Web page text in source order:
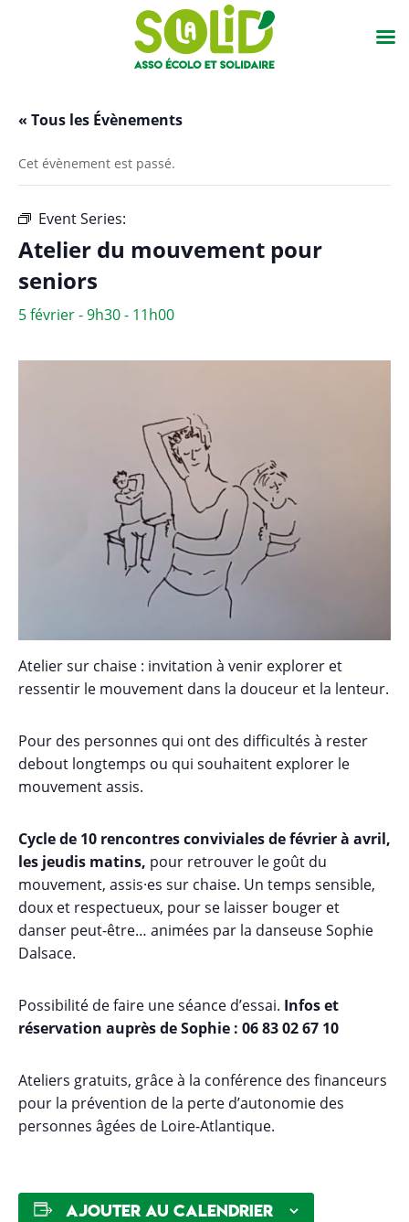
« Tous les Évènements
Cet évènement est passé.
Event Series:
Atelier du mouvement pour
seniors
5 février - 9h30- 11h00
Atelier sur chaise : invitation à venir explorer et
ressentir le mouvement dans la douceur et la lenteur.
Pour des personnes qui ont des difficultés à rester
debout longtemps ou qui souhaitent explorer le
mouvement assis.
Cycle de 10 rencontres conviviales de février à avril,
les jeudis matins, pour retrouver le goût du
mouvement, assis·es sur chaise. Un temps sensible,
doux et respectueux, pour se laisser bouger et
danser peut-être… animées par la danseuse Sophie
Dalsace.
Possibilité de faire une séance d’essai. Infos et
réservation auprès de Sophie : 06 83 02 67 10
Ateliers gratuits, grâce à la conférence des financeurs
pour la prévention de la perte d’autonomie des
personnes âgées de Loire-Atlantique.
Ajouter au calendrier